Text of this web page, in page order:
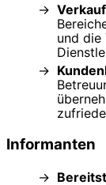
und die
Informanten